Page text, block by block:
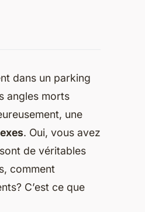
dans un parking
angles morts
une
. Oui, vous avez
de véritables
comment
C’est ce que